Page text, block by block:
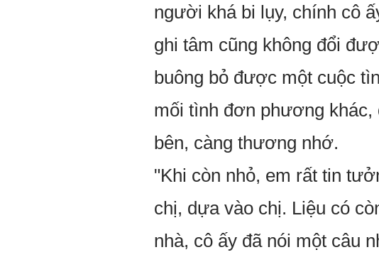
người khá bi lụy, chính cô
ghi tâm cũng không đổi
buông bỏ được một cuộc
mối tình đơn phương khác,
bên, càng thương nhớ.
"Khi còn nhỏ, em rất tin
chị, dựa vào chị. Liệu có
nhà, cô ấy đã nói một câu